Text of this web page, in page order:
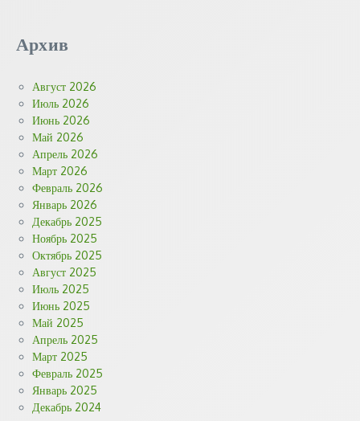
Архив
Август 2026
Июль 2026
Июнь 2026
Май 2026
Апрель 2026
Март 2026
Февраль 2026
Январь 2026
Декабрь 2025
Ноябрь 2025
Октябрь 2025
Август 2025
Июль 2025
Июнь 2025
Май 2025
Апрель 2025
Март 2025
Февраль 2025
Январь 2025
Декабрь 2024